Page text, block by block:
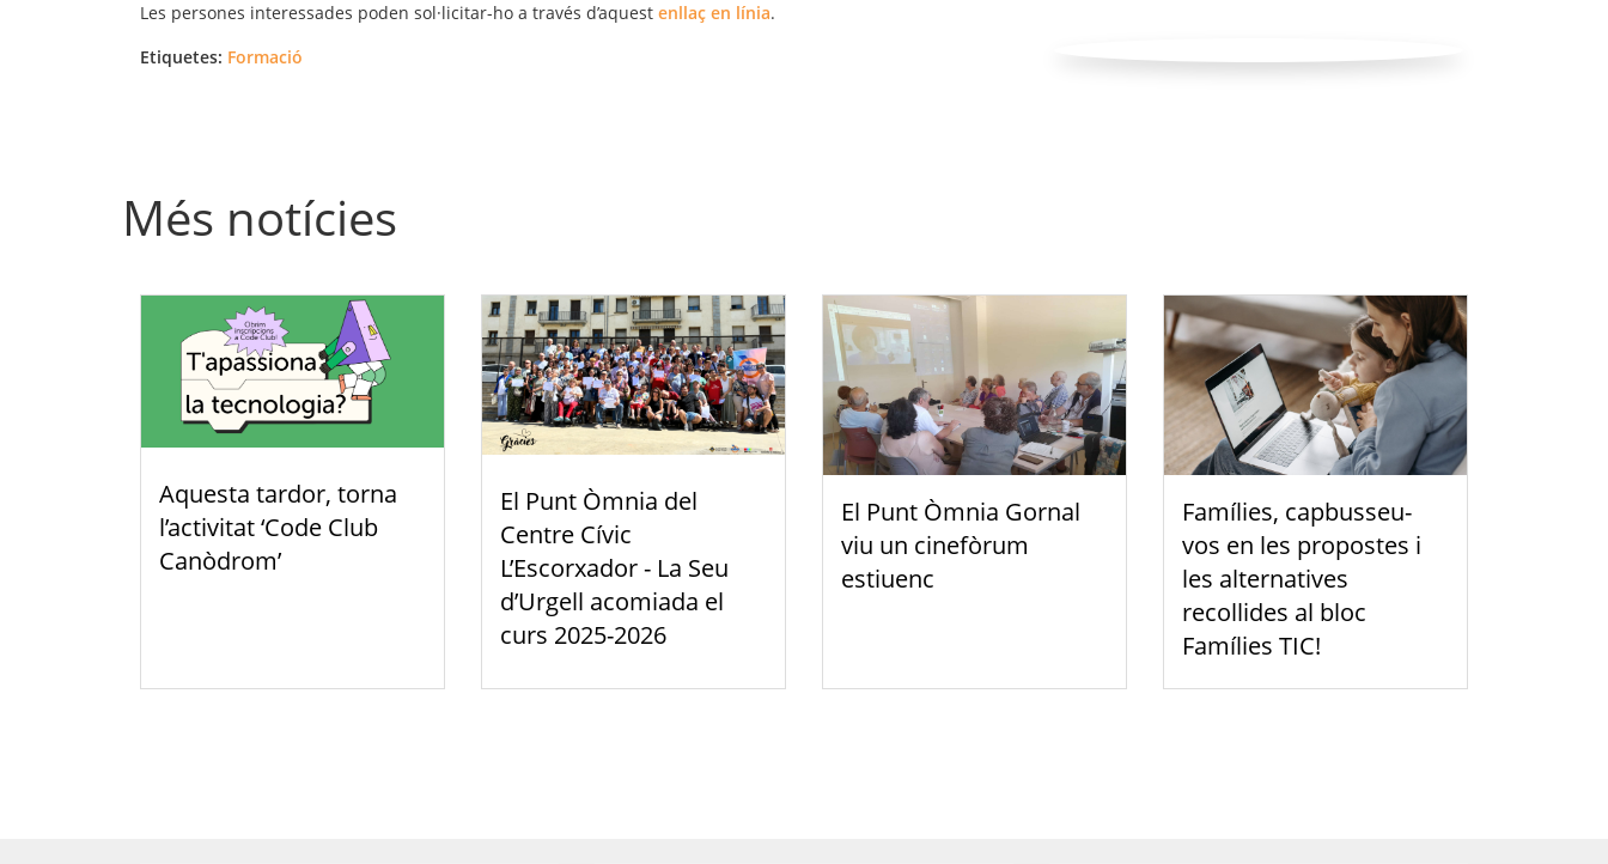
Les persones interessades poden sol·licitar-ho a través d’aquest enllaç en línia.
Etiquetes: Formació
Més notícies
Aquesta tardor, torna
l’activitat ‘Code Club
Canòdrom’
El Punt Òmnia del
Centre Cívic
L’Escorxador - La Seu
d’Urgell acomiada el
curs 2025-2026
El Punt Òmnia Gornal
viu un cinefòrum
estiuenc
Famílies, capbusseu-
vos en les propostes i
les alternatives
recollides al bloc
Famílies TIC!